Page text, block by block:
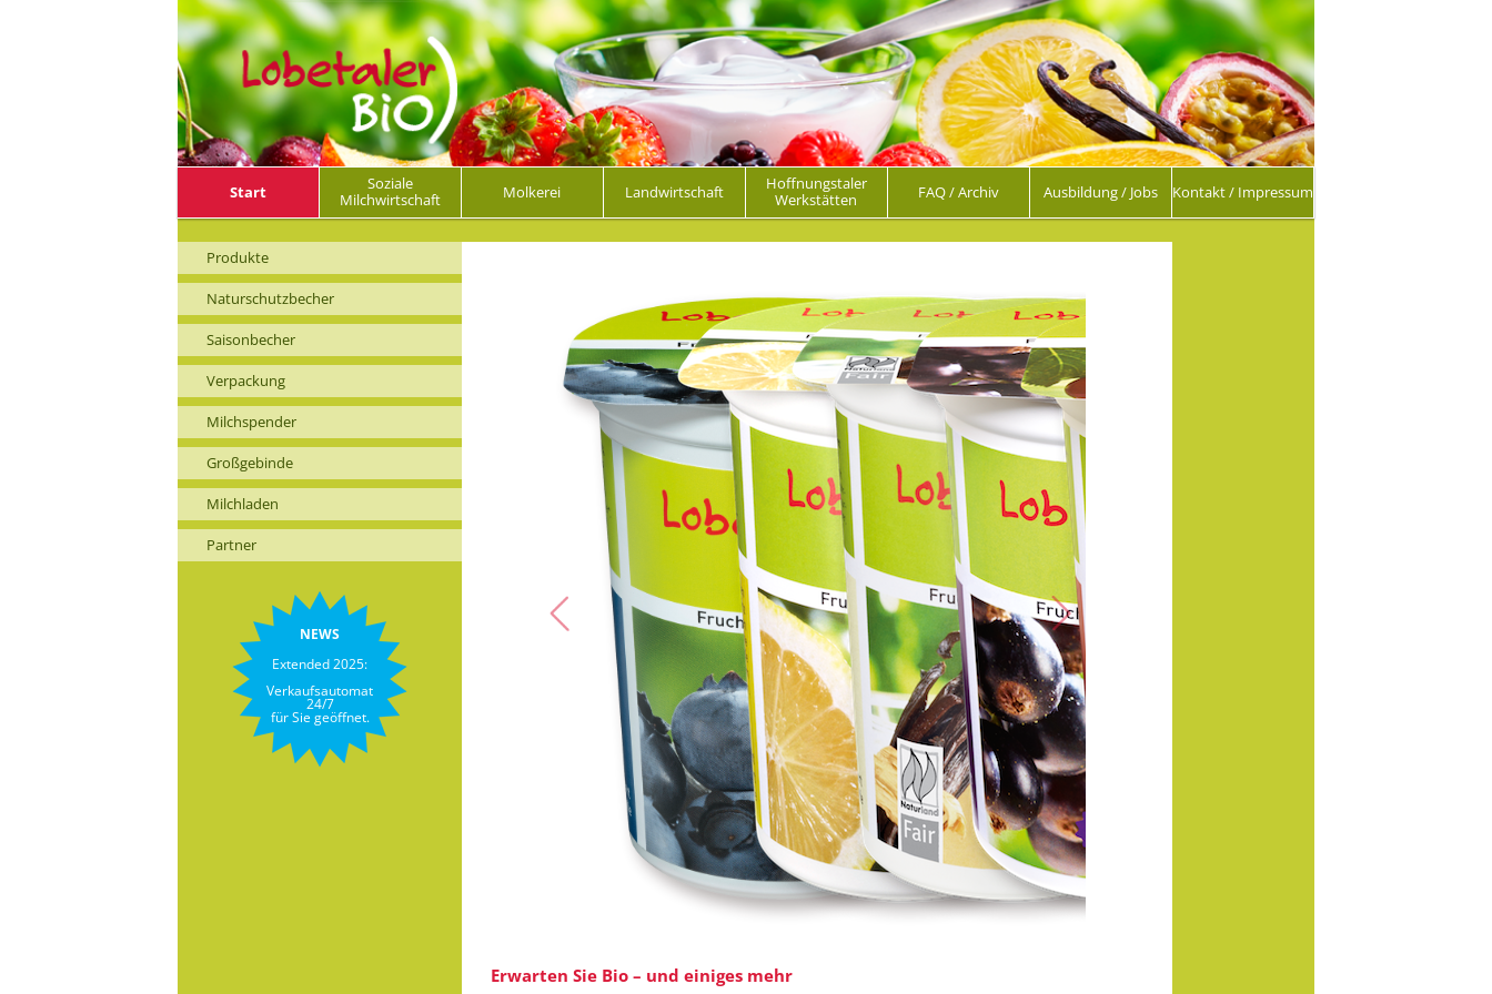
Lobetaler Bio
Inhalt springen
Start
Soziale
Milchwirtschaft
Molkerei Landwirtschaft
Hoffnungstaler
Werkstätten
FAQ / Archiv Ausbildung / Jobs Kontakt / Impressum
Erwarten Sie Bio – und einiges mehr
Produkte
Naturschutzbecher
Saisonbecher
Verpackung
Milchspender
Großgebinde
Milchladen
Partner
NEWS
Extended 2025:
Verkaufsautomat
24/7
für Sie geöffnet.